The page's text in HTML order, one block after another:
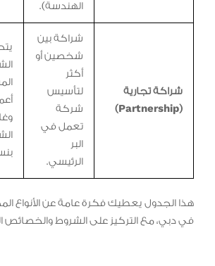
الهندسة).
شراكة تجارية
(Partnership)
شراكة بين
شخصين أو
أكثر
لتأسيس
شركة
تعمل في
البر
الرئيسي.
هذا الجدول يعطيك فكرة عامة عن الأنواع
في دبي، مع التركيز على الشروط والخصائص